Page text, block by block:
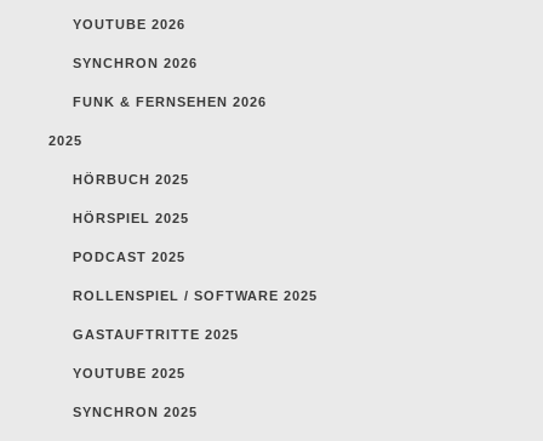
YOUTUBE 2026
SYNCHRON 2026
FUNK & FERNSEHEN 2026
2025
HÖRBUCH 2025
HÖRSPIEL 2025
PODCAST 2025
ROLLENSPIEL / SOFTWARE 2025
GASTAUFTRITTE 2025
YOUTUBE 2025
SYNCHRON 2025